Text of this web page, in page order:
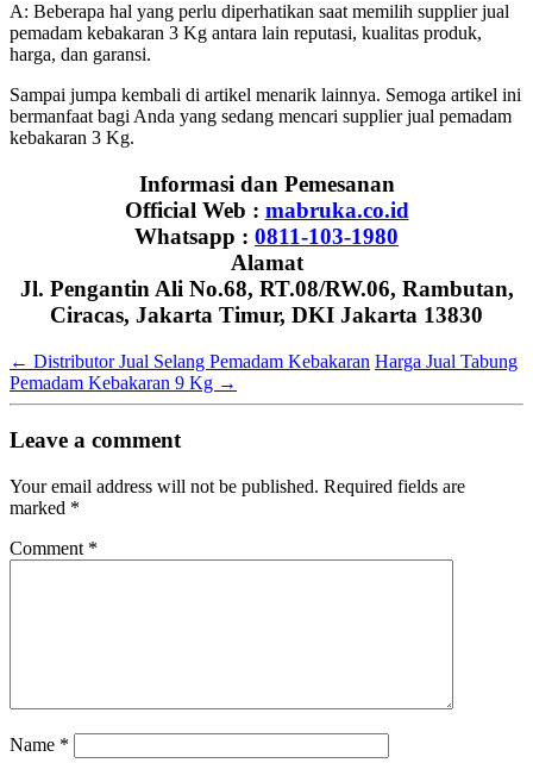
A: Beberapa hal yang perlu diperhatikan saat memilih supplier jual
pemadam kebakaran 3 Kg antara lain reputasi, kualitas produk,
harga, dan garansi.
Sampai jumpa kembali di artikel menarik lainnya. Semoga artikel ini
bermanfaat bagi Anda yang sedang mencari supplier jual pemadam
kebakaran 3 Kg.
Informasi dan Pemesanan
Official Web : mabruka.co.id
Whatsapp : 0811-103-1980
Alamat
Jl. Pengantin Ali No.68, RT.08/RW.06, Rambutan,
Ciracas, Jakarta Timur, DKI Jakarta 13830
← Distributor Jual Selang Pemadam Kebakaran Harga Jual Tabung
Pemadam Kebakaran 9 Kg →
Leave a comment
Your email address will not be published. Required fields are
marked *
Comment *
Name *